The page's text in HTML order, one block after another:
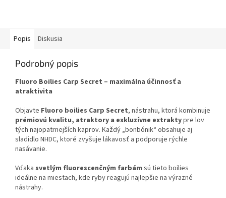
Popis Diskusia
Podrobný popis
Fluoro Boilies Carp Secret – maximálna účinnosť a
atraktivita
Objavte Fluoro boilies Carp Secret, nástrahu, ktorá kombinuje
prémiovú kvalitu, atraktory a exkluzívne extraktypre lov
tých najopatrnejších kaprov. Každý „bonbónik“ obsahuje aj
sladidlo NHDC, ktoré zvyšuje lákavosť a podporuje rýchle
nasávanie.
Vďaka svetlým fluorescenčným farbám sú tieto boilies
ideálne na miestach, kde ryby reagujú najlepšie na výrazné
nástrahy.